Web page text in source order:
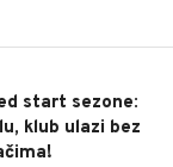
start sezone:
klub ulazi bez